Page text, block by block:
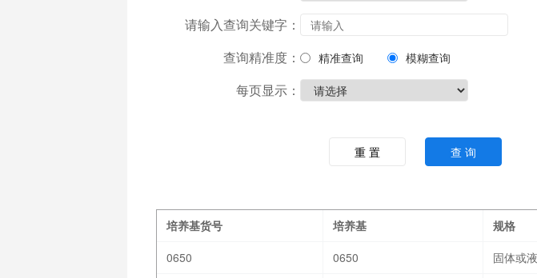
请输入查询关键字：
查询精准度：
精准查询 模糊查询
每页显示：
重 置 查 询
培养基货号 培养基 规格
0650
0650 固体或